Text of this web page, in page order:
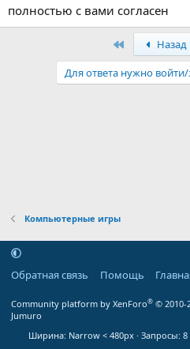
полностью с вами согласен
ПервыйНазад
Для ответа нужно войти/
Компьютерные игры
Обратная связь Помощь
Community platform by XenForo® © 2010-
Jumuro
Ширина
Запросы 8